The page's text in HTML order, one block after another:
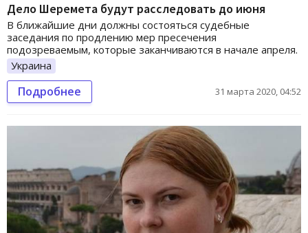
Дело Шеремета будут расследовать до июня
В ближайшие дни должны состояться судебные
заседания по продлению мер пресечения
подозреваемым, которые заканчиваются в начале апреля.
Украина
Подробнее 31 марта 2020, 04:52